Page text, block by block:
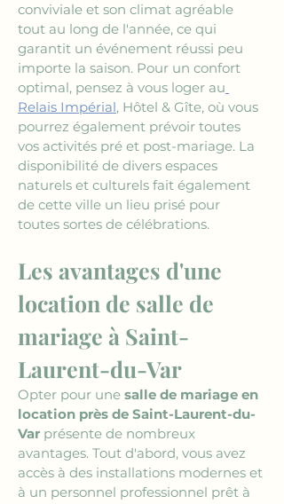
conviviale et son climat agréable
tout au long de l'année, ce qui
garantit un événement réussi peu
importe la saison. Pour un confort
optimal, pensez à vous loger au
Relais Impérial, Hôtel & Gîte, où vous
pourrez également prévoir toutes
vos activités pré et post-mariage. La
disponibilité de divers espaces
naturels et culturels fait également
de cette ville un lieu prisé pour
toutes sortes de célébrations.
Les avantages d'une
location de salle de
mariage à Saint-
Laurent-du-Var
Opter pour une salle de mariage en
location près de Saint-Laurent-du-
Var présente de nombreux
avantages. Tout d'abord, vous avez
accès à des installations modernes et
à un personnel professionnel prêt à